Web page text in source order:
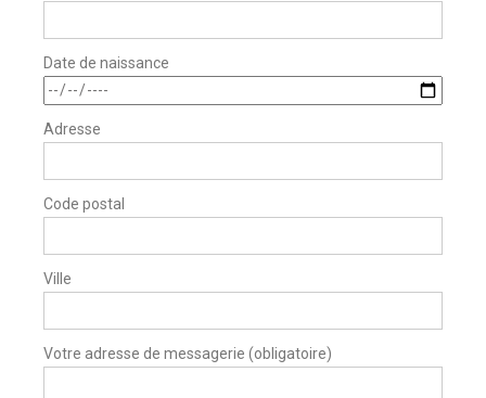
Date de naissance
Adresse
Code postal
Ville
Votre adresse de messagerie (obligatoire)